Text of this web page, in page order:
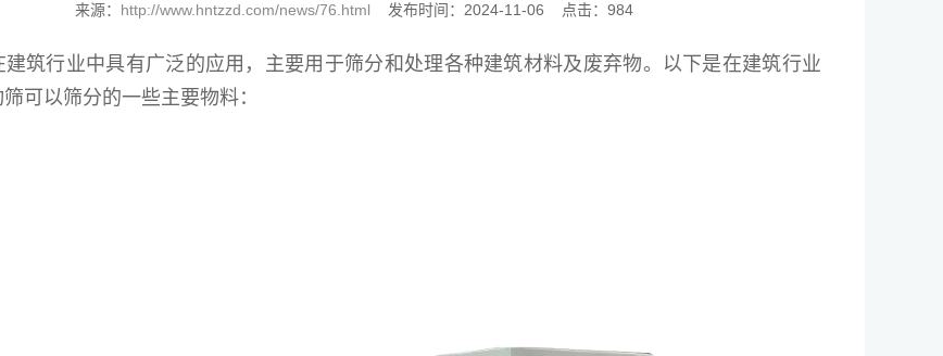
来源： http://www.hntzzd.com/news/76.html 发布时间：2024-11-06 点击：984
建筑行业中具有广泛的应用，主要用于筛分和处理各种建筑材料及废弃物。以下是在建筑行业
可以筛分的一些主要物料：